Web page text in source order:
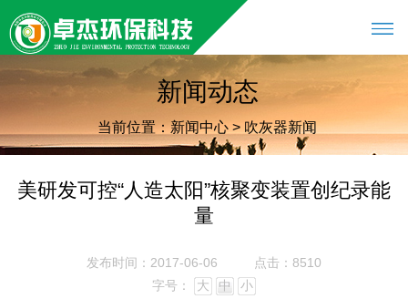
新闻动态
当前位置：新闻中心 > 吹灰器新闻
美研发可控“人造太阳”核聚变装置创纪录能
量
发布时间：2017-06-06
点击：8510
字号：
大 中 小